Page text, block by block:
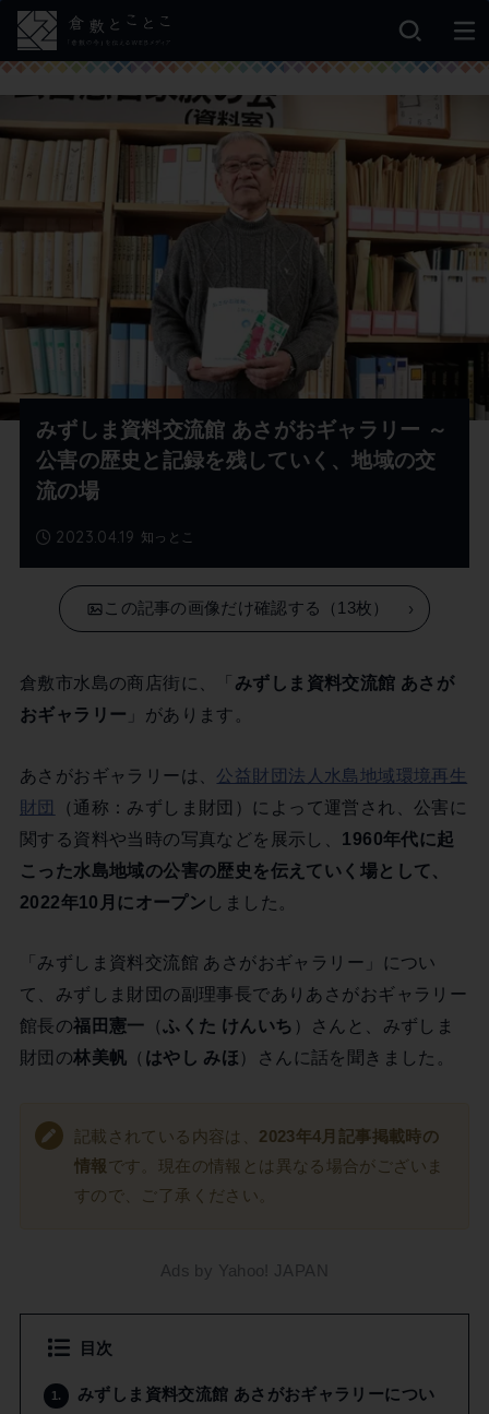
知っとこ
2023.04.19
みずしま資料交流館 あさがおギャラリー ～
公害の歴史と記録を残していく、地域の交
流の場
この記事の画像だけ確認する（13枚）
倉敷市水島の商店街に、「 みずしま資料交流館 あさが
おギャラリー 」があります。
あさがおギャラリーは、 公益財団法人水島地域環境再生
財団
（通称：みずしま財団）によって運営され、公害に
関する資料や当時の写真などを展示し、 1960年代に起
こった水島地域の公害の歴史を伝えていく場として、
2022年10月にオープン しました。
「みずしま資料交流館 あさがおギャラリー」につい
て、みずしま財団の副理事長でありあさがおギャラリー
館長の福田憲一 （ふくた けんいち ）さんと、みずしま
財団の林美帆 （ はやし みほ ）さんに話を聞きました。
記載されている内容は、 2023年4月記事掲載時の
情報です。現在の情報とは異なる場合がございま
すので、ご了承ください。
Ads by Yahoo! JAPAN
目次
1.
みずしま資料交流館 あさがおギャラリーについ